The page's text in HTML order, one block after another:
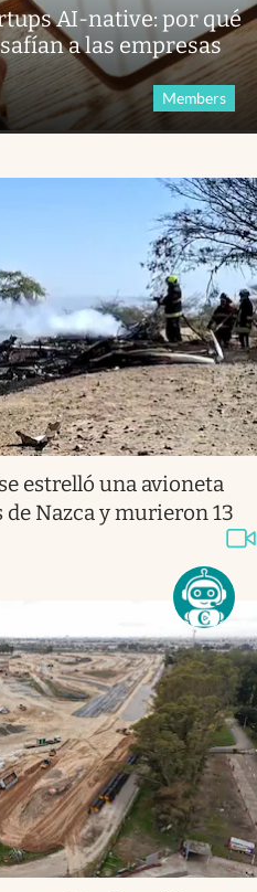
AI-native: por qué
a las empresas
Members
estrelló una avioneta
Nazca y murieron 13